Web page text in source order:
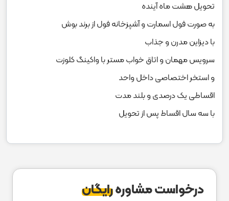
تحویل هشت ماه آینده
به صورت فول اسمارت و آشپزخانه فول از برند بوش
با دیزاین مدرن و جذاب
سرویس مهمان و اتاق خواب مستر با واکینگ کلوزت
و استخر اختصاصی داخل واحد
اقساطی یک درصدی و بلند مدت
با سه سال اقساط پس از تحویل
درخواست مشاورهرایگان